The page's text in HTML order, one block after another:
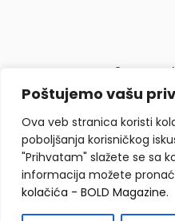
Poštujemo vašu
Ova veb stranica koristi
poboljšanja korisničkog
"Prihvatam" slažete se sa
informacija možete
kolačića - BOLD Magazine.
O nama
Politika
Copyright © BOLD